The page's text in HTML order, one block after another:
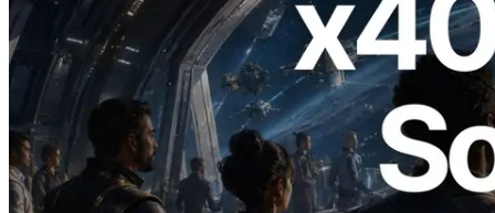
2026.07.04
ERPC Meluncurkan Solana RPC
Berbasis x402 — Era AI Agent
Membayar API yang Dibutuhkan Secara
On Demand